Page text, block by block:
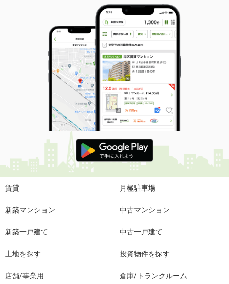
賃貸 月極駐車場
新築マンション 中古マンション
新築一戸建て 中古一戸建て
土地を探す 投資物件を探す
店舗/事業用 倉庫/トランクルーム